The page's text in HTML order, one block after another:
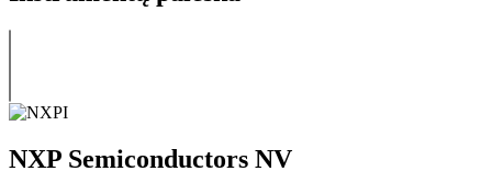
NXP Semiconductors NV